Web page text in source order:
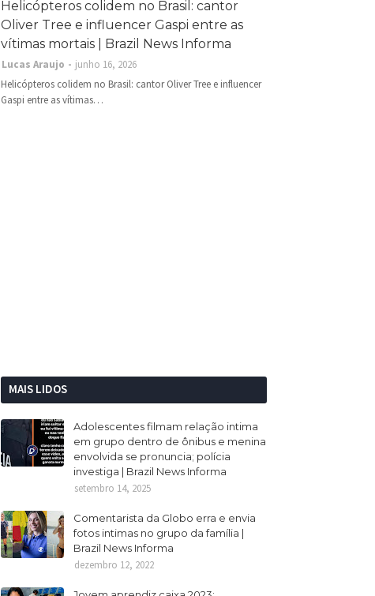
Helicópteros colidem no Brasil: cantor
Oliver Tree e influencer Gaspi entre as
vítimas mortais | Brazil News Informa
Lucas Araujo
junho 16, 2026
Helicópteros colidem no Brasil: cantor Oliver Tree e influencer
Gaspi entre as vítimas…
MAIS LIDOS
Adolescentes filmam relação intima
em grupo dentro de ônibus e menina
envolvida se pronuncia; polícia
investiga | Brazil News Informa
setembro 14, 2025
Comentarista da Globo erra e envia
fotos intimas no grupo da família |
Brazil News Informa
dezembro 12, 2022